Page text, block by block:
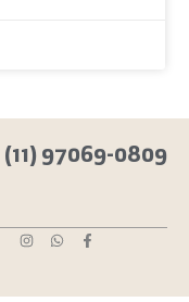
(11) 97069-0809